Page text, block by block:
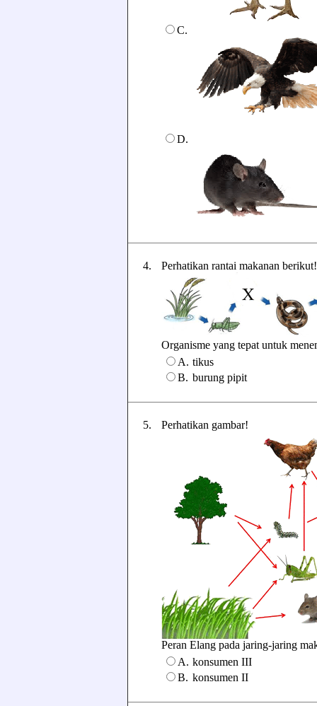
C.
D.
4. Perhatikan rantai makanan berikut!
Organisme yang tepat untuk
A. tikus
B. burung pipit
5. Perhatikan gambar!
Peran Elang pada jaring-jaring
A. konsumen III
B. konsumen II